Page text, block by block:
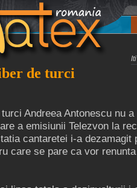
de turci
Andreea Antonescu nu
a emisiunii Telezvon la
cantaretei i-a dezamagit
care se pare ca vor